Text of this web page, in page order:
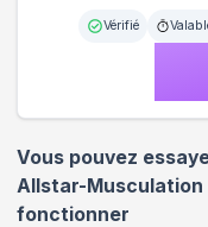
Vérifié
Vous pouvez
Allstar-Musculation
fonctionner